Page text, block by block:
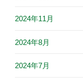
2024年11月
2024年8月
2024年7月